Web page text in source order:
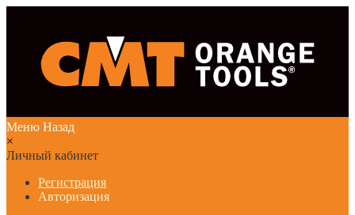
Меню Назад
×
Личный кабинет
Регистрация
Авторизация